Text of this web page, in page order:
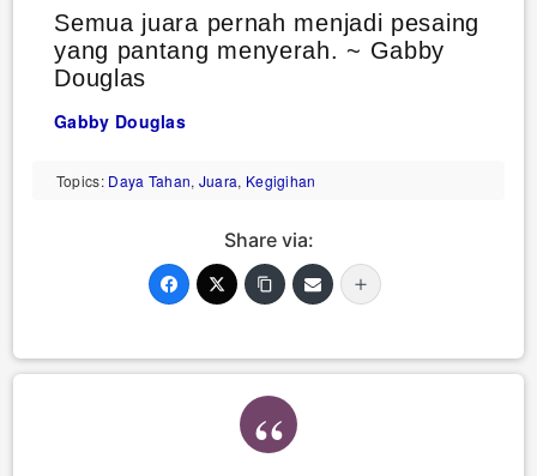
Semua juara pernah menjadi pesaing
yang pantang menyerah. ~ Gabby
Douglas
Gabby Douglas
Topics: Daya Tahan, Juara, Kegigihan
Share via: